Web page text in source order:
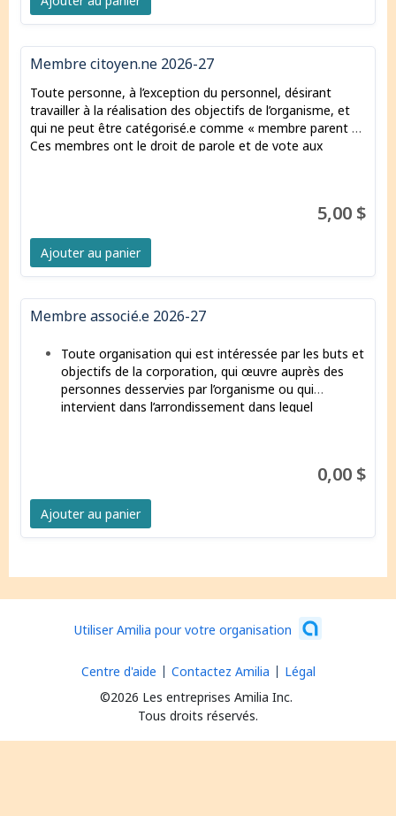
Membre citoyen.ne 2026-27
Toute personne, à l’exception du personnel, désirant
travailler à la réalisation des objectifs de l’organisme, et
qui ne peut être catégorisé.e comme « membre parent ».
Ces membres ont le droit de parole et de vote aux
5,00 $
Ajouter au panier
Membre associé.e 2026-27
Toute organisation qui est intéressée par les buts et
objectifs de la corporation, qui œuvre auprès des
personnes desservies par l’organisme ou qui
intervient dans l’arrondissement dans lequel
et de vote aux assemblées et peuvent être élu.e.s
au conseil d’administration.
0,00 $
Ajouter au panier
Utiliser Amilia pour votre organisation
©2026 Les entreprises Amilia Inc.
Tous droits réservés.
Centre d'aide Contactez Amilia Légal